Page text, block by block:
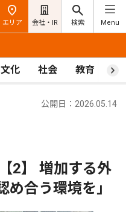
エリア 会社・IR 検索 Menu
文化 社会 教育 ス
公開日：2026.05.14
2】 増加する外
合う環境を｣